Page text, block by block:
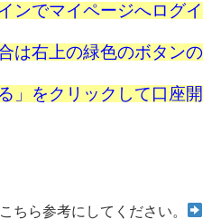
ンでマイページへログイ
は右上の緑色のボタンの
」をクリックして口座開
ちら参考にしてください。